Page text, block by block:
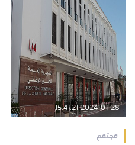
2024-01-28 15:41:21
مجتمع